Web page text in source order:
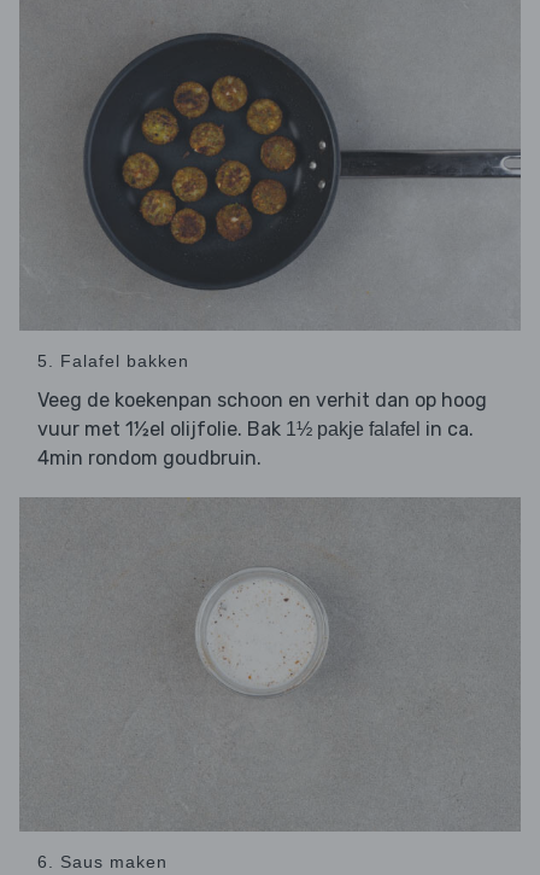
5. Falafel bakken
Veeg de koekenpan schoon en verhit dan op hoog
vuur met 1½el olijfolie. Bak 1½ pakje falafel in ca.
4min rondom goudbruin.
6. Saus maken